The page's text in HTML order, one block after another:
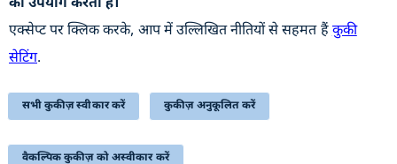
एक्सेप्ट पर क्लिक करके, आप में उल्लिखित नीतियों से सहमत हैंकुकी
सेटिंग.
सभी कुकीज़ स्वीकार करें कुकीज़ अनुकूलित करें
वैकल्पिक कुकीज़ को अस्वीकार करें
अपडेट के लिए सदस्यता लें
अंतिम बार अद्यतन किया गयाः 07-08-2026